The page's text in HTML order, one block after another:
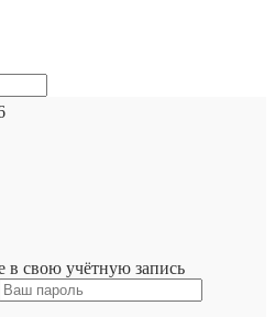
в свою учётную запись